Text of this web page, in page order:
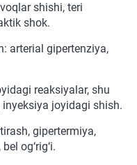
shishi, teri
shok.
arterial gipertenziya,
reaksiyalar, shu
joyidagi shish.
gipertermiya,
og‘rig‘i.